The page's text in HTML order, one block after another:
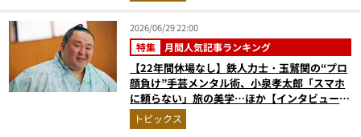
2026/06/29 22:00
特集 月間人気記事ランキング
【22年間休場なし】鉄人力士・玉鷲関の“プロ
顔負け”手芸メンタル術、小泉孝太郎「スマホ
に頼らない」旅の美学…ほか【インタビューの
人気記事ランキングベスト3】（2026年5月
版）
トピックス